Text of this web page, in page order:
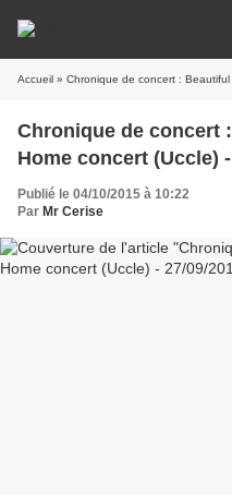
Accueil » Chronique de concert :
Chronique de concert
Home concert (Uccle)
Publié le 04/10/2015 à 10:22
Par Mr Cerise